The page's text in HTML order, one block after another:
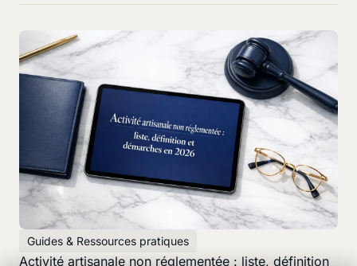
Guides & Ressources pratiques
Activité artisanale non réglementée : liste, définition